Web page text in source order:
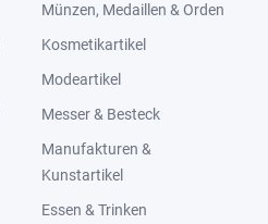
Münzen, Medaillen & Orden
Kosmetikartikel
Modeartikel
Messer & Besteck
Manufakturen &
Kunstartikel
Essen & Trinken